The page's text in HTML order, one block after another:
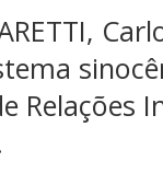
Relações